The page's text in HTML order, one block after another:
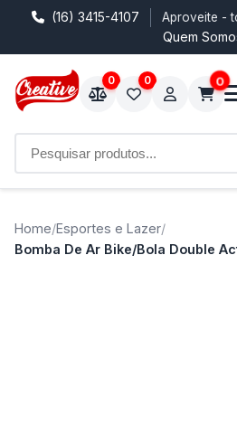
(16) 3415-4107 Aproveite -
Quem
0 0 0
Home/Esportes e Lazer/
Bomba De Ar Bike/Bola Double